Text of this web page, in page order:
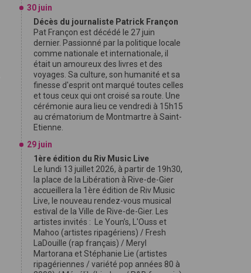
30 juin
Décès du journaliste Patrick Françon
Pat Françon est décédé le 27 juin
dernier. Passionné par la politique locale
comme nationale et internationale, il
était un amoureux des livres et des
voyages. Sa culture, son humanité et sa
finesse d'esprit ont marqué toutes celles
et tous ceux qui ont croisé sa route. Une
cérémonie aura lieu ce vendredi à 15h15
au crématorium de Montmartre à Saint-
Etienne.
29 juin
1ère édition du Riv Music Live
Le lundi 13 juillet 2026, à partir de 19h30,
la place de la Libération à Rive-de-Gier
accueillera la 1ère édition de Riv Music
Live, le nouveau rendez-vous musical
estival de la Ville de Rive-de-Gier. Les
artistes invités : Le Youn’s, L'Ouss et
Mahoo (artistes ripagériens) / Fresh
LaDouille (rap français) / Meryl
Martorana et Stéphanie Lie (artistes
ripagériennes / variété pop années 80 à